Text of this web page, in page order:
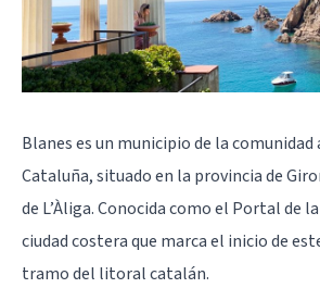
Blanes es un municipio de la
Cataluña, situado en la provincia de
de L’Àliga. Conocida como el Portal de
ciudad costera que marca el inicio de
tramo del litoral catalán.